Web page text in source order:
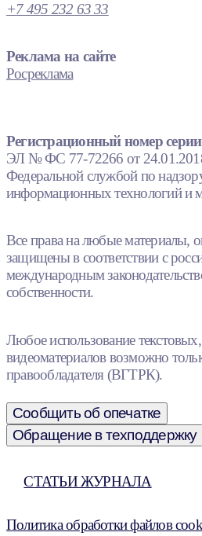
+7 495 232 63 33
Реклама на сайте
Росреклама
Регистрационный номер серии
ЭЛ № ФС 77-72266 от
Федеральной службой по
информационных технологий и
Все права на любые материалы,
защищены в соответствии с
международным
собственности.
Любое использование
видеоматериалов возможно
правообладателя (ВГТРК).
Сообщить об опечатке
Обращение в техподдержку
СТАТЬИ ЖУРНАЛА
Политика обработки файлов